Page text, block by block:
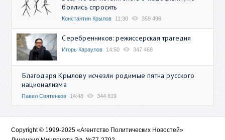
боялись спросить
Константин Крылов 11:30 359 496
Серебренников: режиссерская трагедия
Игорь Караулов 14:50 347 468
Благодаря Крылову исчезли родимые пятна русского
национализма
Павел Святенков 14:48 344 819
Copyright © 1999-2025 «Агентство Политических Новостей»